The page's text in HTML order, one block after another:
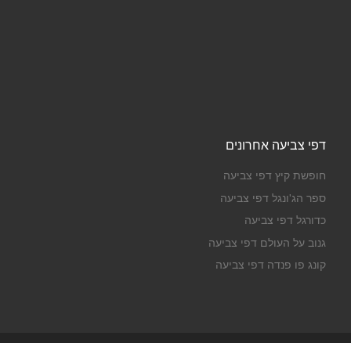
דפי צביעה אחרונים
חופשת קיץ דפי צביעה
ספר הג'ונגל דפי צביעה
כדורגל דפי צביעה
גנוב על העולם דפי צביעה
קונג פו פנדה דפי צביעה